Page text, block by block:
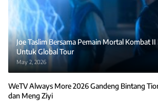
Joe Taslim Bersama Pemain Mortal Kombat
Untuk Global Tour
May 2, 2026
WeTV Always More 2026 Gandeng Bintang
dan Meng Ziyi